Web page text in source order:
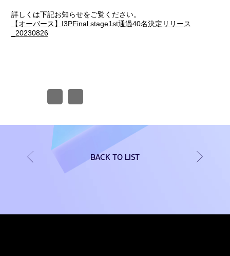
詳しくは下記お知らせをご覧ください。
【オーバース】I3PFinal stage1st通過40名決定リリース
_20230826
BACK TO LIST